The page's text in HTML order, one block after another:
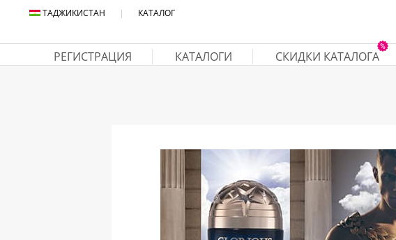
ТАДЖИКИСТАН | КАТАЛОГ
РЕГИСТРАЦИЯ КАТАЛОГИ СКИДКИ КАТАЛОГА